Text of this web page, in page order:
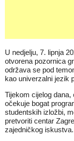
U nedjelju, 7. lipnja
otvorena pozornica
održava se pod
kao univerzalni jezik
Tijekom cijelog
očekuje bogat
studentskih izložbi,
pretvoriti centar
zajedničkog iskustva.